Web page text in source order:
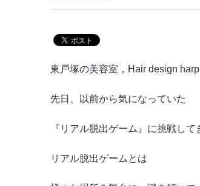
東戸塚の美容室，Hair design
先日、以前から気になっていた
『リアル脱出ゲーム』に挑戦して
リアル脱出ゲームとは